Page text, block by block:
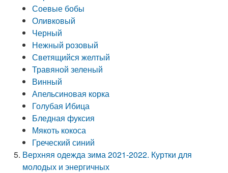
Соевые бобы
Оливковый
Черный
Нежный розовый
Светящийся желтый
Травяной зеленый
Винный
Апельсиновая корка
Голубая Ибица
Бледная фуксия
Мякоть кокоса
Греческий синий
Верхняя одежда зима 2021-2022. Куртки для
молодых и энергичных